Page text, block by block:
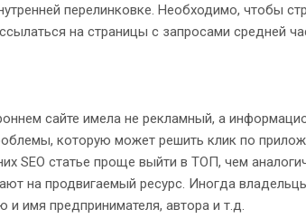
перелинковке. Необходимо, чтобы
на страницы с запросами средней
сайте имела не рекламный, а
которую может решить клик по
SEO статье проще выйти в ТОП, чем
на продвигаемый ресурс. Иногда
имя предпринимателя, автора и т.д.